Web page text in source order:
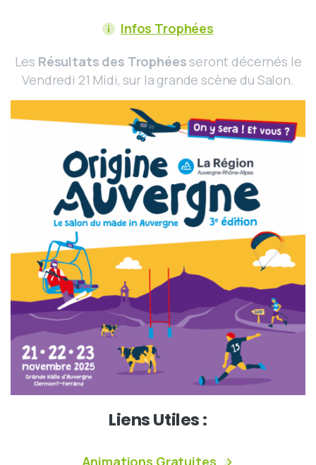
Infos Trophées
Les Résultats des Trophéesseront décernés le
Vendredi 21 Midi, sur la grande scène du Salon.
Liens Utiles :